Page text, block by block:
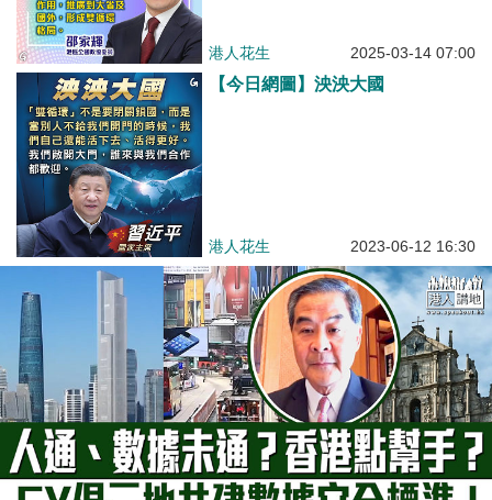
港人花生 2025-03-14 07:00
【今日網圖】泱泱大國
港人花生 2023-06-12 16:30